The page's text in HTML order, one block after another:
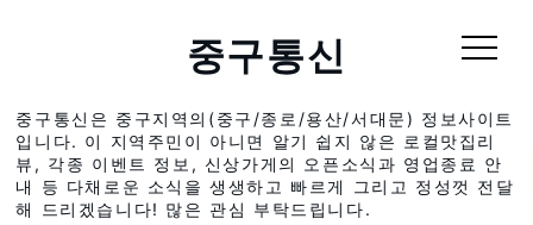
중구통신
중구통신은 중구지역의(중구/종로/용산/서대문) 정보사이트
입니다. 이 지역주민이 아니면 알기 쉽지 않은 로컬맛집리
뷰, 각종 이벤트 정보, 신상가게의 오픈소식과 영업종료 안
내 등 다채로운 소식을 생생하고 빠르게 그리고 정성껏 전달
해 드리겠습니다! 많은 관심 부탁드립니다.